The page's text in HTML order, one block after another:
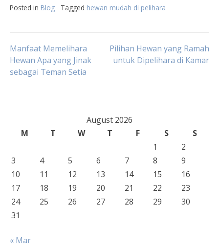
Posted in Blog Tagged hewan mudah di pelihara
Post
navigation
Manfaat Memelihara
Hewan Apa yang Jinak
sebagai Teman Setia
Pilihan Hewan yang Ramah
untuk Dipelihara di Kamar
August 2026
M
T W T F S
S
1
2
3
4 5 6 7 8
9
10
11 12 13 14 15
16
17
18 19 20 21 22
23
24
25 26 27 28 29
30
31
« Mar